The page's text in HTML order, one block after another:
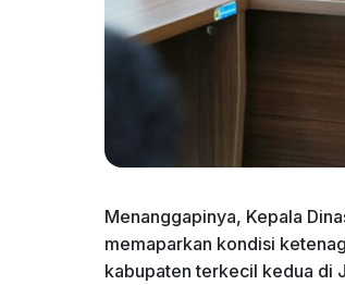
Menanggapinya, Kepala
memaparkan kondisi
kabupaten terkecil kedua di